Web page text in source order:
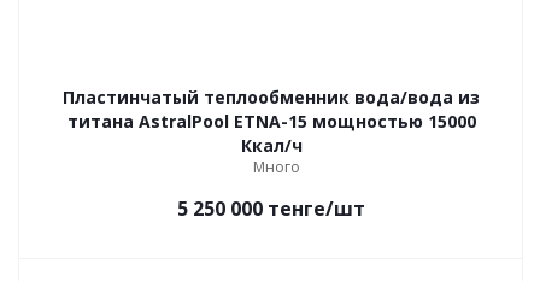
Пластинчатый теплообменник вода/вода из
титана AstralPool ETNA-15 мощностью 15000
Ккал/ч
Много
5 250 000 тенге/шт